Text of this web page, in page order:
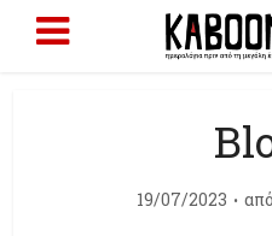
19/07/2023 από